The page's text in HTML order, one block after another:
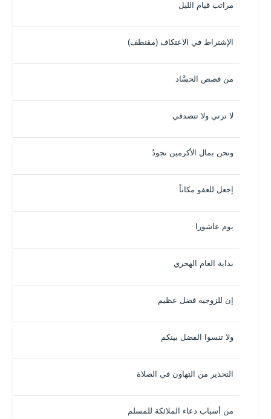
مراتب قيام الليل
الإشتراط في الاعتكاف (مقتطف)
من قصص الحسَّاد
لا تزني ولا تتصدقي
ونحن بمال الأكرمين نجودُ
إجعل للعفو مكاناً
يوم عاشورا
بداية العام الهجري
إن للزوجية فضل عظيم
ولا تنسوا الفضل بينكم
التحذير من التهاون في الصلاة
من أسباب دعاء الملائكة للمسلم